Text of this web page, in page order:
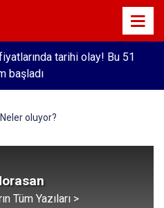
tarihi olay! Bu 51
başladı
Neler oluyor?
Tüm Yazıları >